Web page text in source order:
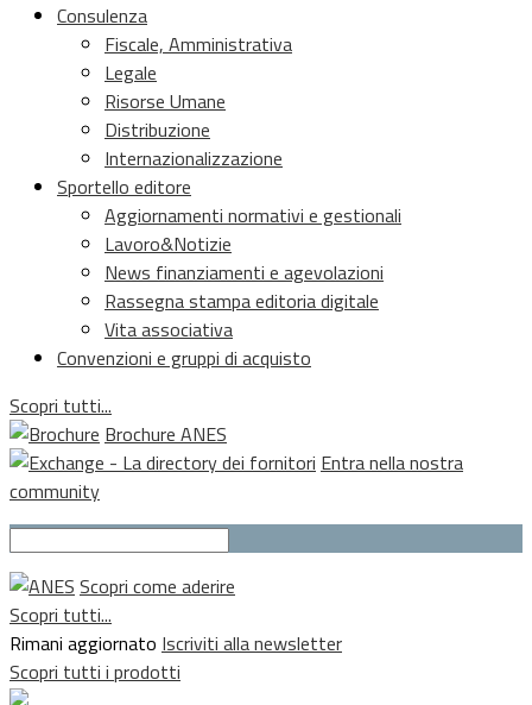
Consulenza
Fiscale, Amministrativa
Legale
Risorse Umane
Distribuzione
Internazionalizzazione
Sportello editore
Aggiornamenti normativi e gestionali
Lavoro&Notizie
News finanziamenti e agevolazioni
Rassegna stampa editoria digitale
Vita associativa
Convenzioni e gruppi di acquisto
Scopri tutti...
Brochure ANES
Entra nella nostra
community
Scopri come aderire
Scopri tutti...
Rimani aggiornato Iscriviti alla newsletter
Scopri tutti i prodotti